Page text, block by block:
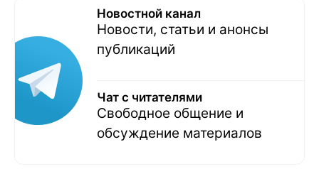
Новостной канал
Новости, статьи и анонсы
публикаций
Чат с читателями
Свободное общение и
обсуждение материалов